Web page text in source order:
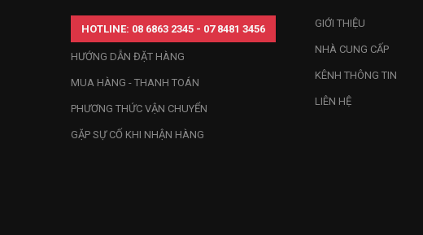
HOTLINE: 08 6863 2345 - 07 8481 3456
HƯỚNG DẪN ĐẶT HÀNG
MUA HÀNG - THANH TOÁN
PHƯƠNG THỨC VẬN CHUYỂN
GẶP SỰ CỐ KHI NHẬN HÀNG
GIỚI THIỆU
NHÀ CUNG CẤP
KÊNH THÔNG TIN
LIÊN HỆ